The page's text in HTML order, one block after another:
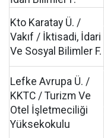
Kto Karatay Ü. /
Vakıf / İktisadi, İdari
Ve Sosyal Bilimler F.
Lefke Avrupa Ü. /
KKTC / Turizm Ve
Otel İşletmeciliği
Yüksekokulu